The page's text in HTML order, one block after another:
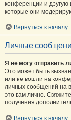
конференции и другую
которые они
Вернуться к началу
Личные
Я не могу отправить
Это может быть
или не вошли на
личных сообщений на
это вам лично.
получения
Вернуться к началу